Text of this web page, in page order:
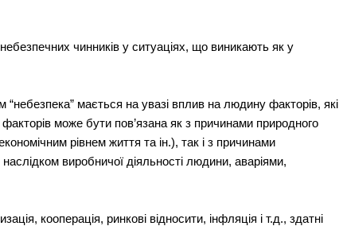
чинників у ситуаціях, що виникають як у
мається на увазі вплив на людину факторів, які
може бути пов’язана як з причинами природного
рівнем життя та ін.), так і з причинами
виробничої діяльності людини, аваріями,
кооперація, ринкові відносити, інфляція і т.д., здатні